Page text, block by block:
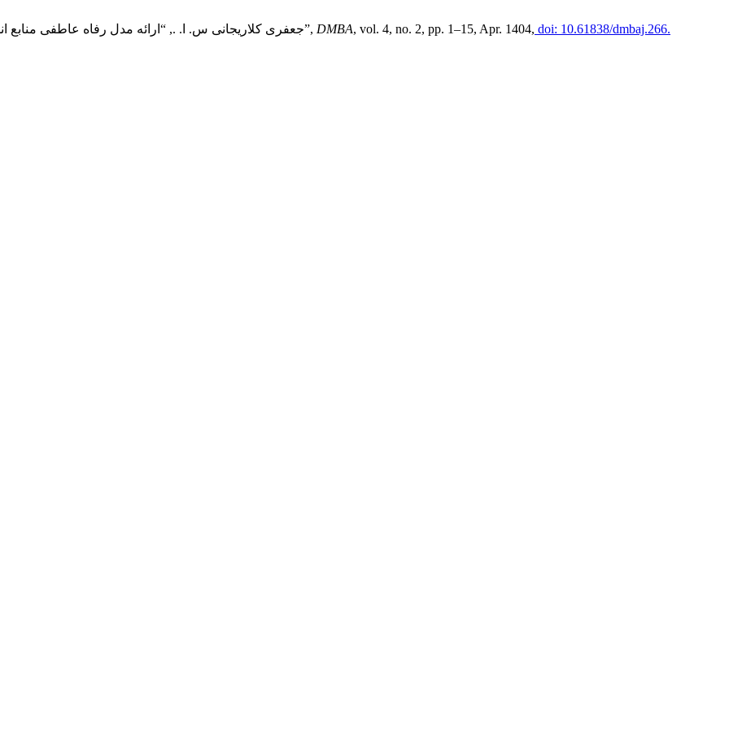
اکبری س. ., مهرآرا ا., and جعفری کلاریجانی س. ا. ., “ارائه مدل رفاه عاطفی منابع انسانی در شرکت‌های تابع صنعت برق ایران”, DMBA, vol. 4, no. 2, pp. 1–15, Apr. 1404, doi: 10.61838/dmbaj.266.